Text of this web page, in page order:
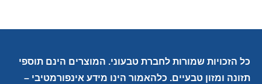
כל הזכויות שמורות לחברת טבעוני. המוצרים הינם תוספי
תזונה ומזון טבעיים. כלהאמור הינו מידע אינפורמטיבי –